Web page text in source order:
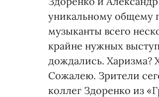
уникальному общему
музыканты всего
крайне нужных
дождались. Харизма?
Сожалею. Зрители
коллег Здоренко из